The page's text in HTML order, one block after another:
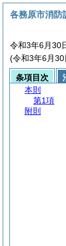
各務原市消防
令和3年6月
(令和3年6月30
条項目次
本則
第1項
附則